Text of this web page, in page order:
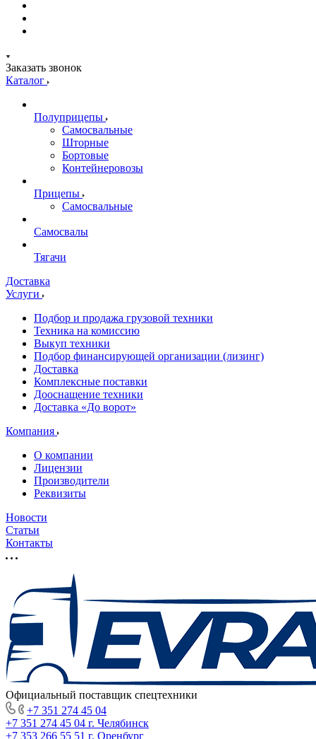
Заказать звонок
Каталог
Полуприцепы
Самосвальные
Шторные
Бортовые
Контейнеровозы
Прицепы
Самосвальные
Самосвалы
Тягачи
Доставка
Услуги
Подбор и продажа грузовой техники
Техника на комиссию
Выкуп техники
Подбор финансирующей организации (лизинг)
Доставка
Комплексные поставки
Дооснащение техники
Доставка «До ворот»
Компания
О компании
Лицензии
Производители
Реквизиты
Новости
Статьи
Контакты
Официальный поставщик спецтехники
+7 351 274 45 04
+7 351 274 45 04 г. Челябинск
+7 353 266 55 51 г. Оренбург